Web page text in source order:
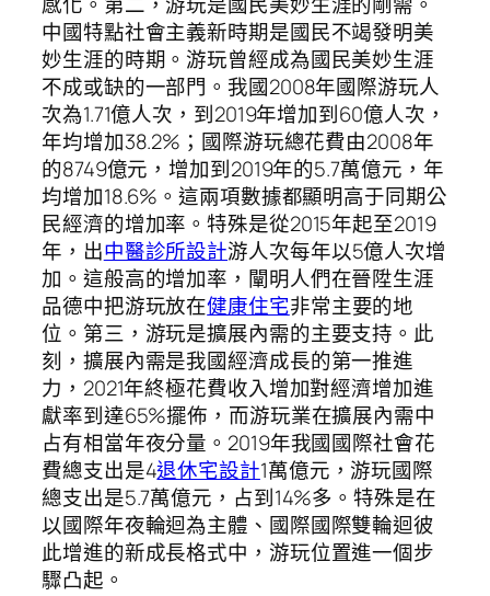
中國特點社會主義新時期是國民不竭發明美
妙生涯的時期。游玩曾經成為國民美妙生涯
不成或缺的一部門。我國2008年國際游玩人
次為1.71億人次，到2019年增加到60億人次，
年均增加38.2%；國際游玩總花費由2008年
的8749億元，增加到2019年的5.7萬億元，年
均增加18.6%。這兩項數據都顯明高于同期公
民經濟的增加率。特殊是從2015年起至2019
年，出中醫診所設計游人次每年以5億人次增
加。這般高的增加率，闡明人們在晉陞生涯
品德中把游玩放在健康住宅非常主要的地
位。第三，游玩是擴展內需的主要支持。此
刻，擴展內需是我國經濟成長的第一推進
力，2021年終極花費收入增加對經濟增加進
獻率到達65%擺佈，而游玩業在擴展內需中
占有相當年夜分量。2019年我國國際社會花
費總支出是4退休宅設計1萬億元，游玩國際
總支出是5.7萬億元，占到14%多。特殊是在
以國際年夜輪迴為主體、國際國際雙輪迴彼
此增進的新成長格式中，游玩位置進一個步
驟凸起。